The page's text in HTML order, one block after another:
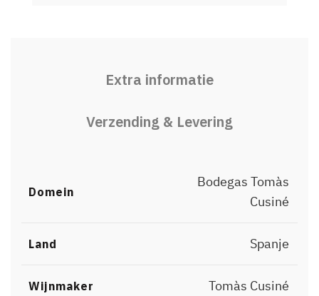
Extra informatie
Verzending & Levering
Domein
Bodegas Tomàs
Cusiné
Land Spanje
Wijnmaker Tomàs Cusiné